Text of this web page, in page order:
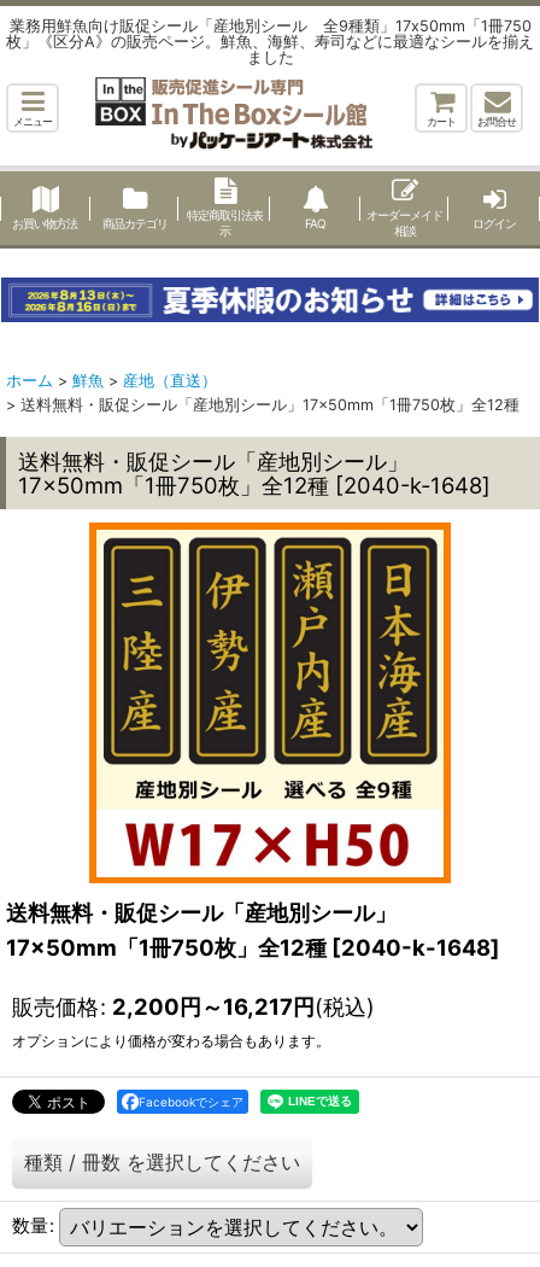
業務用鮮魚向け販促シール「産地別シール 全9種類」17x50mm「1冊750
枚」《区分A》の販売ページ。鮮魚、海鮮、寿司などに最適なシールを揃え
ました
メニュー カート お問合せ
お買い物方法 商品カテゴリ
特定商取引法表
示
FAQ
オーダーメイド
相談
ログイン
ホーム > 鮮魚 > 産地（直送）
> 送料無料・販促シール「産地別シール」17×50mm「1冊750枚」全12種
送料無料・販促シール「産地別シール」
17×50mm「1冊750枚」全12種 [2040-k-1648]
送料無料・販促シール「産地別シール」
17×50mm「1冊750枚」全12種 [2040-k-1648]
販売価格: 2,200円～16,217円(税込)
オプションにより価格が変わる場合もあります。
Facebookでシェア
種類 / 冊数 を選択してください
数量: